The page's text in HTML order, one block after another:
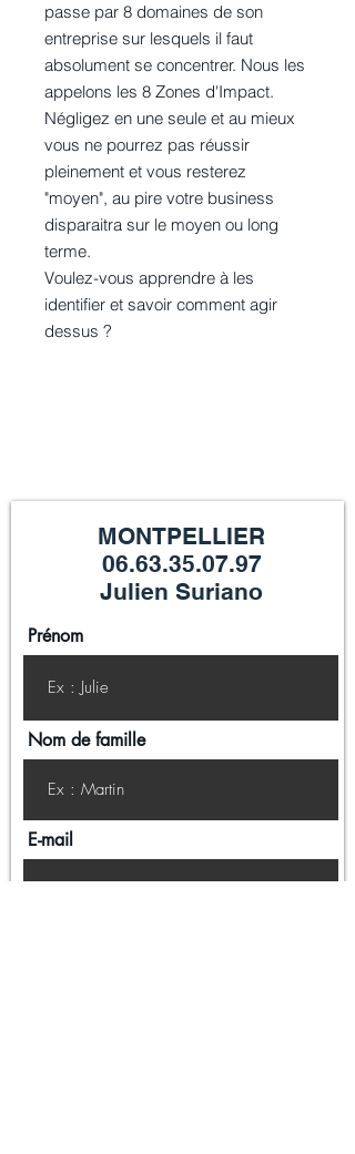
passe par 8 domaines de son
entreprise sur lesquels il faut
absolument se concentrer. Nous les
appelons les 8 Zones d'Impact.
Négligez en une seule et au mieux
vous ne pourrez pas réussir
pleinement et vous resterez
"moyen", au pire votre business
disparaitra sur le moyen ou long
terme.
Voulez-vous apprendre à les
identifier et savoir comment agir
dessus ?
MONTPELLIER
06.63.35.07.97
Julien Suriano
Prénom
Nom de famille
E-mail